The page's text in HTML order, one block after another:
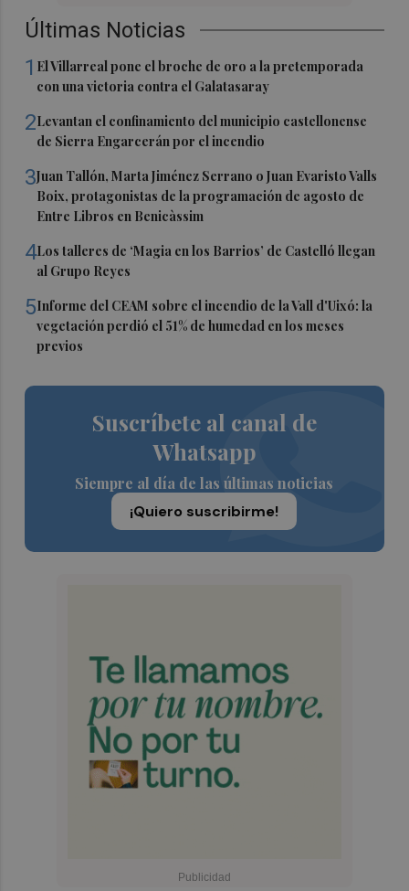
Últimas Noticias
1 El Villarreal pone el broche de oro a la pretemporada
con una victoria contra el Galatasaray
2Levantan el confinamiento del municipio castellonense
de Sierra Engarcerán por el incendio
3Juan Tallón, Marta Jiménez Serrano o Juan Evaristo Valls
Boix, protagonistas de la programación de agosto de
Entre Libros en Benicàssim
4Los talleres de ‘Magia en los Barrios’ de Castelló llegan
al Grupo Reyes
5Informe del CEAM sobre el incendio de la Vall d'Uixó: la
vegetación perdió el 51% de humedad en los meses
previos
Suscríbete al canal de
Whatsapp
Siempre al día de las últimas noticias
¡Quiero suscribirme!